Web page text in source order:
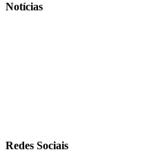
Notícias
Redes Sociais